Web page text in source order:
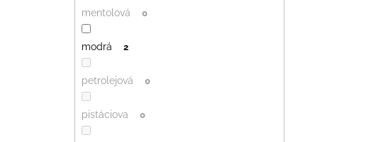
mentolová 0
modrá 2
petrolejová 0
pistáciova 0